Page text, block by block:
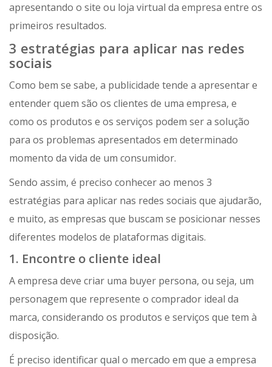
apresentando o site ou loja virtual da empresa entre os
primeiros resultados.
3 estratégias para aplicar nas redes
sociais
Como bem se sabe, a publicidade tende a apresentar e
entender quem são os clientes de uma empresa, e
como os produtos e os serviços podem ser a solução
para os problemas apresentados em determinado
momento da vida de um consumidor.
Sendo assim, é preciso conhecer ao menos 3
estratégias para aplicar nas redes sociais que ajudarão,
e muito, as empresas que buscam se posicionar nesses
diferentes modelos de plataformas digitais.
1. Encontre o cliente ideal
A empresa deve criar uma buyer persona, ou seja, um
personagem que represente o comprador ideal da
marca, considerando os produtos e serviços que tem à
disposição.
É preciso identificar qual o mercado em que a empresa